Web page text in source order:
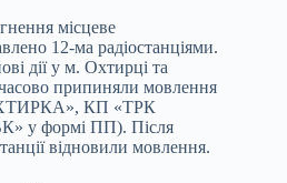
місцеве
12-ма радіостанціями.
дії у м. Охтирці та
припиняли мовлення
КП «ТРК
у формі ПП). Після
відновили мовлення.